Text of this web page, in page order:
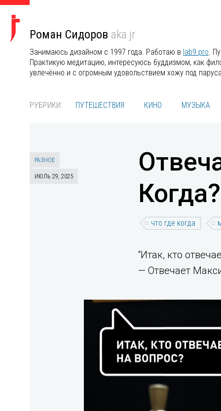
Роман Сидоров aka jr
Занимаюсь дизайном с 1997 года. Работаю в lab9.pro.
Практикую медитацию, интересуюсь буддизмом, как
увлечённо и с огромным удовольствием хожу под
РУБРИКИ: ПУТЕШЕСТВИЯ КИНО МУЗЫКА
РАЗНОЕ
ИЮЛЬ 29, 2025
что где когда
“Итак, кто
— Отвечает